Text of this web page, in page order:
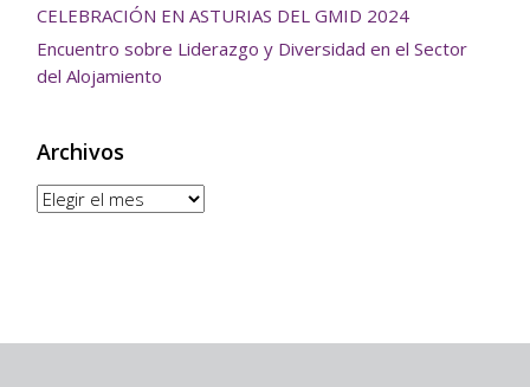
CELEBRACIÓN EN ASTURIAS DEL GMID 2024
Encuentro sobre Liderazgo y Diversidad en el Sector
del Alojamiento
Archivos
Archivos